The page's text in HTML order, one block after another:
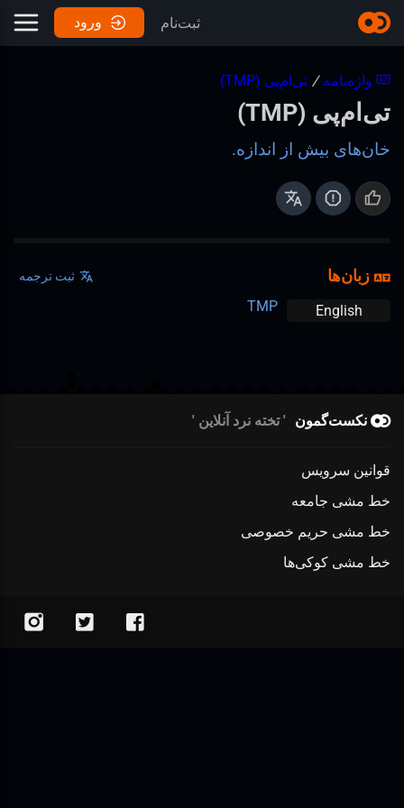
ثبت‌نام ورود
واژه‌نامه / تی‌ام‌پی (TMP)
تی‌ام‌پی (TMP)
خان‌های بیش از اندازه.
زبان‌ها ثبت ترجمه
English
TMP
نکست‌گمون تخته نرد آنلاین
قوانین سرویس
خط مشی جامعه
خط مشی حریم خصوصی
خط مشی کوکی‌ها